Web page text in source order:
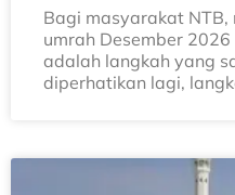
Bagi masyarakat
umrah Desember
adalah langkah yang
diperhatikan lagi,